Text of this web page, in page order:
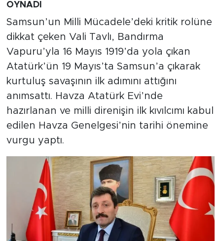
OYNADI
Samsun’un Milli Mücadele’deki kritik rolüne
dikkat çeken Vali Tavlı, Bandırma
Vapuru’yla 16 Mayıs 1919’da yola çıkan
Atatürk’ün 19 Mayıs’ta Samsun’a çıkarak
kurtuluş savaşının ilk adımını attığını
anımsattı. Havza Atatürk Evi’nde
hazırlanan ve milli direnişin ilk kıvılcımı kabul
edilen Havza Genelgesi’nin tarihi önemine
vurgu yaptı.